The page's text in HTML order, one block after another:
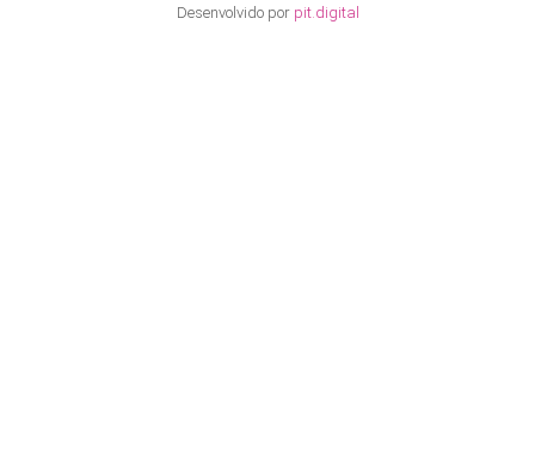
Desenvolvido por pit.digital